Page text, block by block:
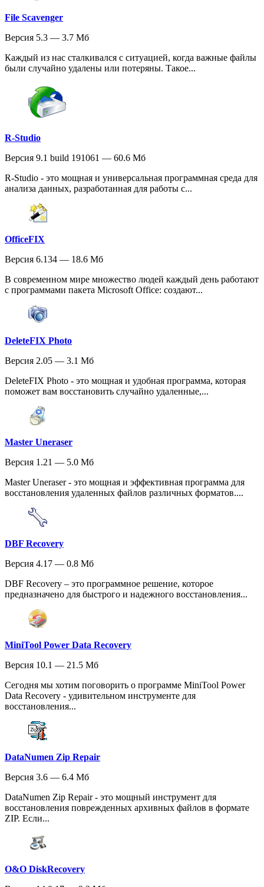
File Scavenger
Версия 5.3 — 3.7 Мб
Каждый из нас сталкивался с ситуацией, когда важные файлы
были случайно удалены или потеряны. Такое...
R-Studio
Версия 9.1 build 191061 — 60.6 Мб
R-Studio - это мощная и универсальная программная среда для
анализа данных, разработанная для работы с...
OfficeFIX
Версия 6.134 — 18.6 Мб
В современном мире множество людей каждый день работают
с программами пакета Microsoft Office: создают...
DeleteFIX Photo
Версия 2.05 — 3.1 Мб
DeleteFIX Photo - это мощная и удобная программа, которая
поможет вам восстановить случайно удаленные,...
Master Uneraser
Версия 1.21 — 5.0 Мб
Master Uneraser - это мощная и эффективная программа для
восстановления удаленных файлов различных форматов....
DBF Recovery
Версия 4.17 — 0.8 Мб
DBF Recovery – это программное решение, которое
предназначено для быстрого и надежного восстановления...
MiniTool Power Data Recovery
Версия 10.1 — 21.5 Мб
Сегодня мы хотим поговорить о программе MiniTool Power
Data Recovery - удивительном инструменте для
восстановления...
DataNumen Zip Repair
Версия 3.6 — 6.4 Мб
DataNumen Zip Repair - это мощный инструмент для
восстановления поврежденных архивных файлов в формате
ZIP. Если...
O&O DiskRecovery